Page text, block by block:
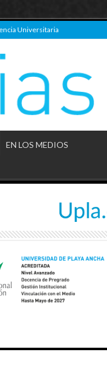
Universitaria
EN LOS MEDIOS